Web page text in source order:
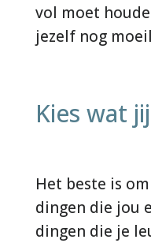
vol moet
jezelf nog
Kies wat
Het beste is
dingen die jou
dingen die je